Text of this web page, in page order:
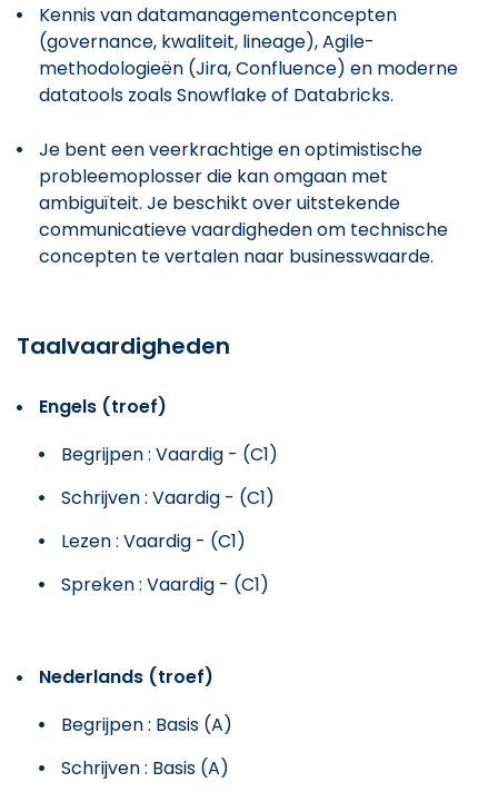
Kennis van datamanagementconcepten
(governance, kwaliteit, lineage), Agile-
methodologieën (Jira, Confluence) en moderne
datatools zoals Snowflake of Databricks.
Je bent een veerkrachtige en optimistische
probleemoplosser die kan omgaan met
ambiguïteit. Je beschikt over uitstekende
communicatieve vaardigheden om technische
concepten te vertalen naar businesswaarde.
Taalvaardigheden
Engels (troef)
Begrijpen : Vaardig - (C1)
Schrijven : Vaardig - (C1)
Lezen : Vaardig - (C1)
Spreken : Vaardig - (C1)
Nederlands (troef)
Begrijpen : Basis (A)
Schrijven : Basis (A)